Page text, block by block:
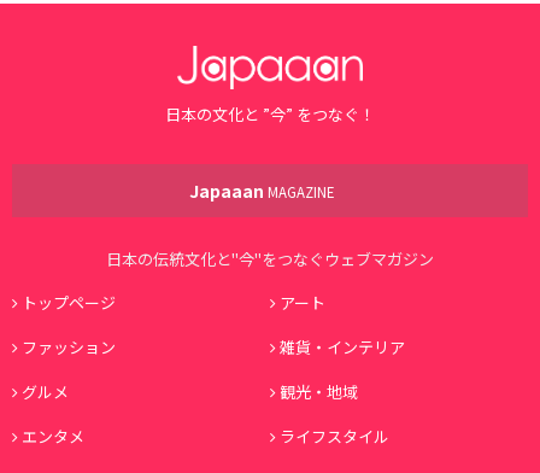
日本の文化と ”今” をつなぐ！
Japaaan MAGAZINE
日本の伝統文化と"今"をつなぐウェブマガジン
トップページ
アート
ファッション
雑貨・インテリア
グルメ
観光・地域
エンタメ
ライフスタイル